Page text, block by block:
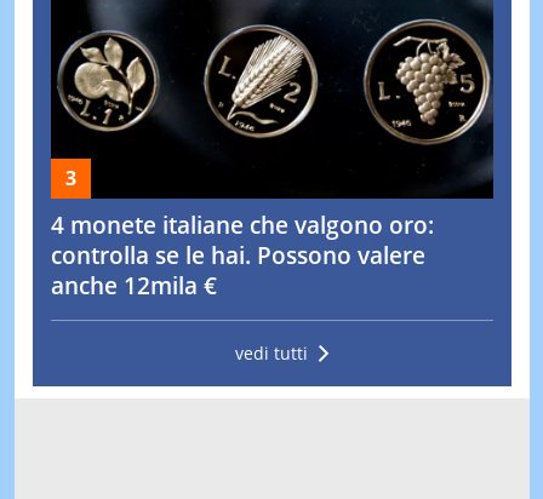
4 monete italiane che valgono oro:
controlla se le hai. Possono valere
anche 12mila €
vedi tutti